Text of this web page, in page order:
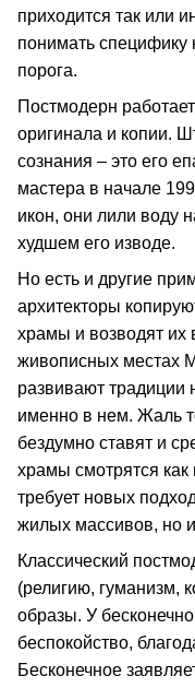
приходится так или
понимать специфику
порога.
Постмодерн
оригинала и копии.
сознания – это его
мастера в начале
икон, они лили воду
худшем его изводе.
Но есть и другие
архитекторы
храмы и возводят их
живописных местах
развивают традиции
именно в нем. Жаль
бездумно ставят и
храмы смотрятся как
требует новых
жилых массивов, но
Классический
(религию, гуманизм,
образы. У
беспокойство,
Бесконечное